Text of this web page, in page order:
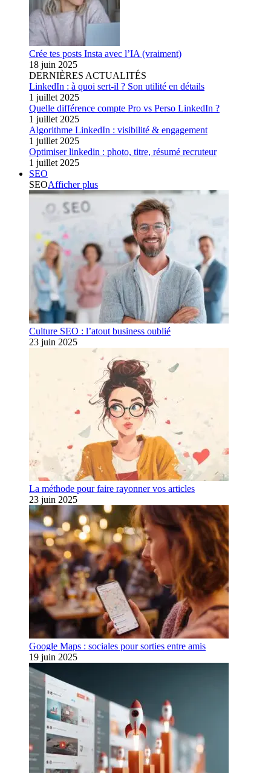
Crée tes posts Insta avec l’IA (vraiment)
18 juin 2025
DERNIÈRES ACTUALITÉS
LinkedIn : à quoi sert-il ? Son utilité en détails
1 juillet 2025
Quelle différence compte Pro vs Perso LinkedIn ?
1 juillet 2025
Algorithme LinkedIn : visibilité & engagement
1 juillet 2025
Optimiser linkedin : photo, titre, résumé recruteur
1 juillet 2025
SEO
SEOAfficher plus
Culture SEO : l’atout business oublié
23 juin 2025
La méthode pour faire rayonner vos articles
23 juin 2025
Google Maps : sociales pour sorties entre amis
19 juin 2025